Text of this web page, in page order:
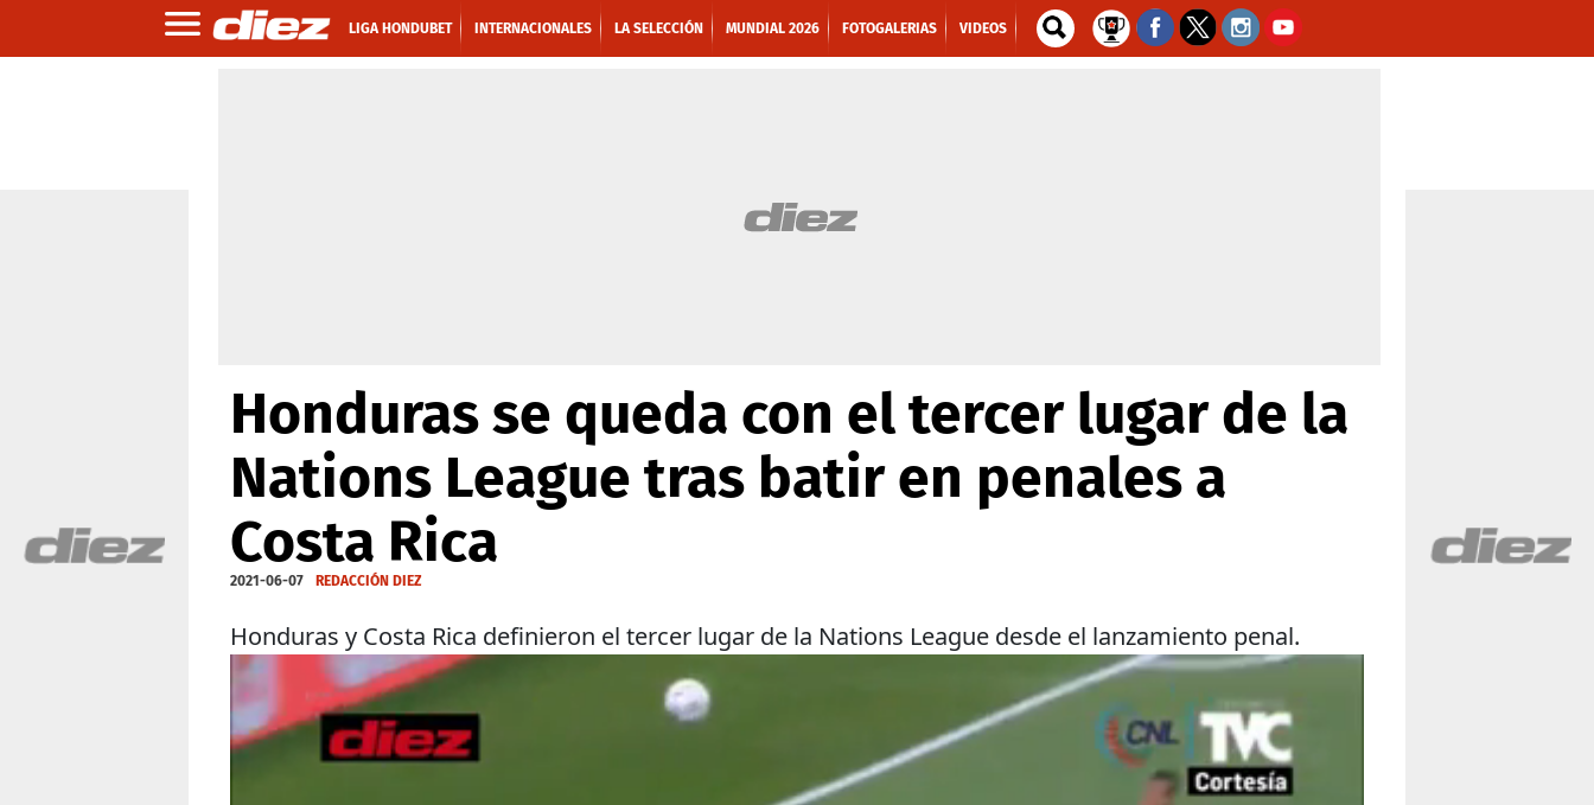
LIGA HONDUBET INTERNACIONALES LA SELECCIÓN MUNDIAL 2026 FOTOGALERIAS VIDEOS
Honduras se queda con el tercer lugar de la
Nations League tras batir en penales a
Costa Rica
2021-06-07 REDACCIÓN DIEZ
Honduras y Costa Rica definieron el tercer lugar de la Nations League desde el lanzamiento penal.